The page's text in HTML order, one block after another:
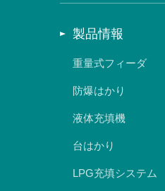
製品情報
重量式フィーダ
防爆はかり
液体充填機
台はかり
LPG充填システム